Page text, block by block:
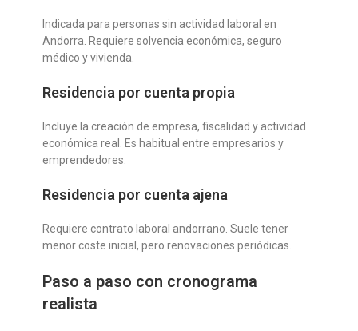
Indicada para personas sin actividad laboral en
Andorra. Requiere solvencia económica, seguro
médico y vivienda.
Residencia por cuenta propia
Incluye la creación de empresa, fiscalidad y actividad
económica real. Es habitual entre empresarios y
emprendedores.
Residencia por cuenta ajena
Requiere contrato laboral andorrano. Suele tener
menor coste inicial, pero renovaciones periódicas.
Paso a paso con cronograma
realista